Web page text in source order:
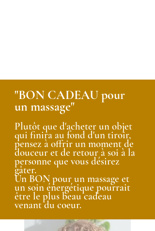
"BON CADEAU pour
un massage"
Plutôt que d'acheter un objet
qui finira au fond d'un tiroir,
pensez à offrir un moment de
douceur et de retour à soi à la
personne que vous désirez
gâter.
Un BON pour un massage et
un soin énergétique pourrait
être le plus beau cadeau
venant du coeur.